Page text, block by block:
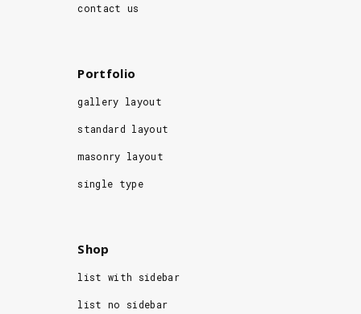
contact us
Portfolio
gallery layout
standard layout
masonry layout
single type
Shop
list with sidebar
list no sidebar